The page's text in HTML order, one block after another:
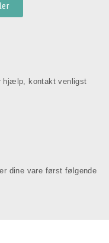
hjælp, kontakt venligst
dine vare først følgende